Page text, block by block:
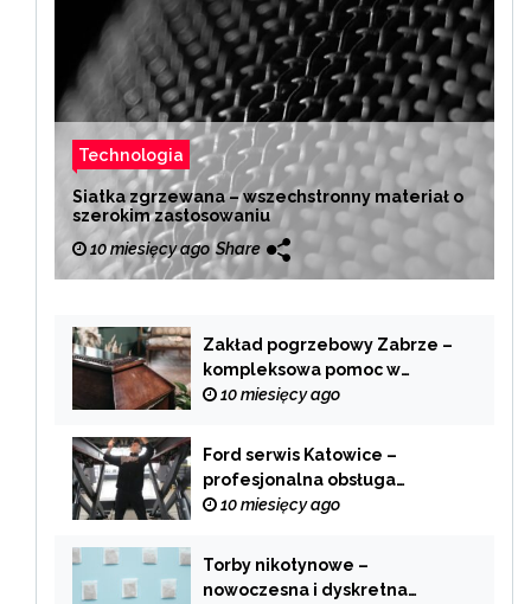
Technologia
Siatka zgrzewana – wszechstronny materiał o
szerokim zastosowaniu
10 miesięcy ago Share
Zakład pogrzebowy Zabrze –
kompleksowa pomoc w
trudnych chwilach
10 miesięcy ago
Ford serwis Katowice –
profesjonalna obsługa
Twojego samochodu
10 miesięcy ago
Torby nikotynowe –
nowoczesna i dyskretna